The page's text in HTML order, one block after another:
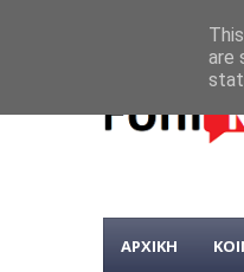
ΑΡΧΙΚΗ
are